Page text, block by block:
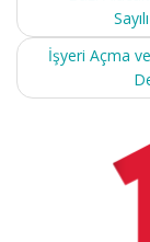
İşyeri Açma